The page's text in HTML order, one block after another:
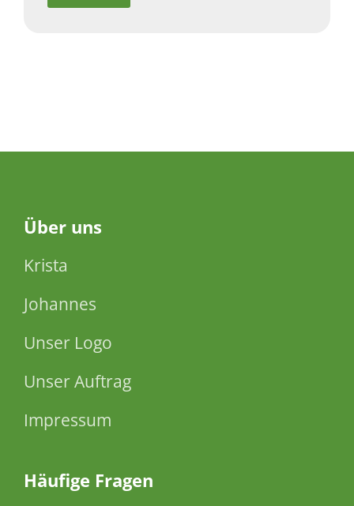
Über uns
Krista
Johannes
Unser Logo
Unser Auftrag
Impressum
Häufige Fragen